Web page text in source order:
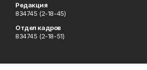
Редакция
834745 (2-18-45)
Отдел кадров
834745 (2-18-51)